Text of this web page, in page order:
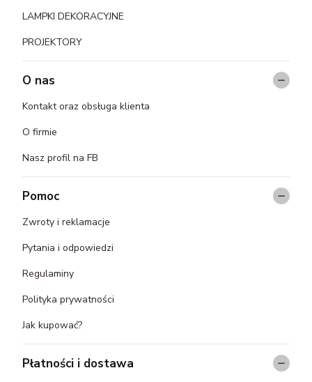
LAMPKI DEKORACYJNE
PROJEKTORY
O nas
Kontakt oraz obsługa klienta
O firmie
Nasz profil na FB
Pomoc
Zwroty i reklamacje
Pytania i odpowiedzi
Regulaminy
Polityka prywatności
Jak kupować?
Płatności i dostawa